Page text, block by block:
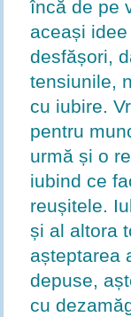
încă de pe
aceași
desfășori,
tensiunile,
cu iubire.
pentru
urmă și o
iubind ce
reușitele.
și al altora
așteptarea
depuse,
cu